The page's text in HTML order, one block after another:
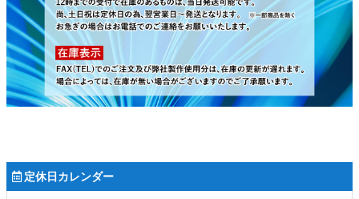
定休日カレンダー